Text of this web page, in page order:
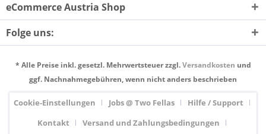
eCommerce Austria Shop
Folge uns:
* Alle Preise inkl. gesetzl. Mehrwertsteuer zzgl.Versandkosten und
ggf. Nachnahmegebühren, wenn nicht anders beschrieben
Cookie-Einstellungen Jobs @ Two Fellas
Hilfe / Support
Kontakt
Versand und Zahlungsbedingungen